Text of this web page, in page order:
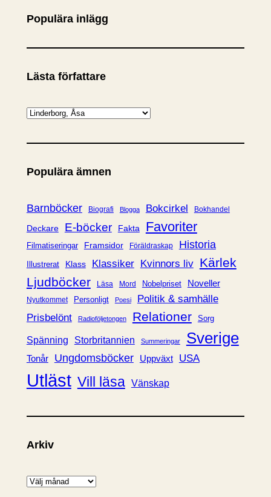
Populära inlägg
Lästa författare
K
t
g
r
i
Populära ämnen
Barnböcker Biografi Blogga Bokcirkel Bokhandel
Deckare E-böcker Fakta Favoriter
Filmatiseringar Framsidor Föräldraskap Historia
Illustrerat Klass Klassiker Kvinnors liv Kärlek
Ljudböcker
Läsa Mord Nobelpriset Noveller
Nyutkommet Personligt Poesi
Politik & samhälle
Prisbelönt
Radioföljetongen Relationer Sorg
Spänning Storbritannien Summeringar Sverige
Tonår Ungdomsböcker Uppväxt USA
Utläst Vill läsa Vänskap
Arkiv
A